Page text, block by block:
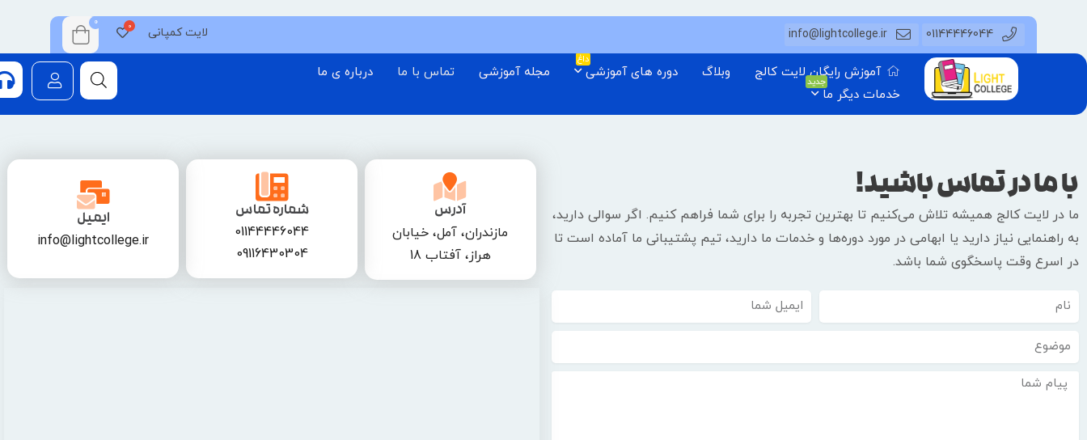
01144446044
info@lightcollege.ir لایت کمپانی
0
آموزش رایگان لایت کالج وبلاگ دوره های آموزشی
داغ
مجله آموزشی تماس با ما
درباره ی ما
خدمات دیگر ما
جدید
با ما در تماس باشید!
ما در لایت کالج همیشه تلاش می‌کنیم تا بهترین تجربه را برای شما فراهم کنیم. اگر سوالی دارید،
به راهنمایی نیاز دارید یا ابهامی در مورد دوره‌ها و خدمات ما دارید، تیم پشتیبانی ما آماده است تا
در اسرع وقت پاسخگوی شما باشد.
آدرس
مازندران، آمل، خیابان
هراز، آفتاب 18
شماره تماس
01144446044
09116430304
ایمیل
info@lightcollege.ir